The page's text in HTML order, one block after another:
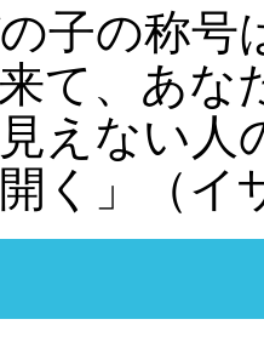
子の称号
来て、あ
えない人
く」（イ